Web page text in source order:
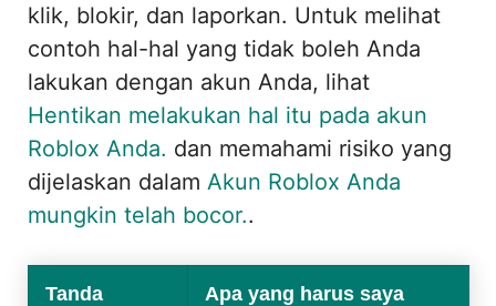
klik, blokir, dan laporkan. Untuk melihat
contoh hal-hal yang tidak boleh Anda
lakukan dengan akun Anda, lihat
Hentikan melakukan hal itu pada akun
Roblox Anda. dan memahami risiko yang
dijelaskan dalam Akun Roblox Anda
mungkin telah bocor..
Tanda
Apa yang harus saya